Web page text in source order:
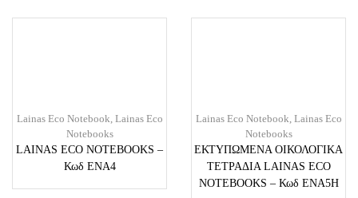
Lainas Eco Notebook Lainas Eco
Notebooks
LAINAS ECO NOTEBOOKS –
Κωδ ENA4
Lainas Eco Notebook Lainas Eco
Notebooks
ΕΚΤΥΠΩΜΕΝΑ ΟΙΚΟΛΟΓΙΚΑ
ΤΕΤΡΑΔΙΑ LAINAS ECO
NOTEBOOKS – Κωδ ENA5H